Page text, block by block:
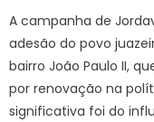
A campanha de
adesão do povo
bairro João Paulo II,
por renovação na
significativa foi do